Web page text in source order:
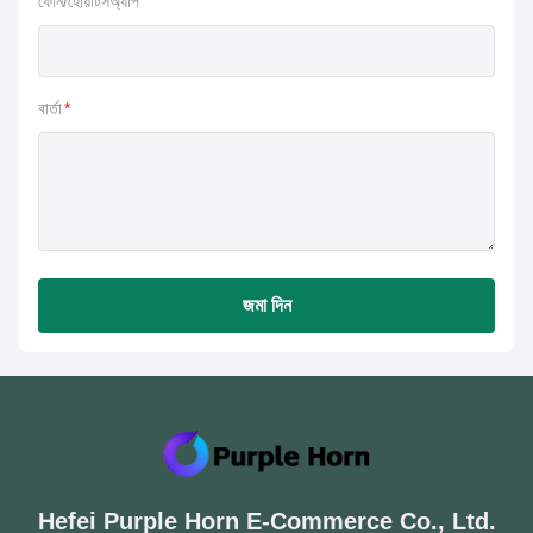
বার্তা*
জমা দিন
Hefei Purple Horn E-Commerce Co., Ltd.